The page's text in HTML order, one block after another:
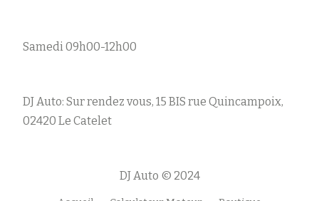
Samedi 09h00-12h00
DJ Auto: Sur rendez vous, 15 BIS rue Quincampoix,
02420 Le Catelet
DJ Auto © 2024